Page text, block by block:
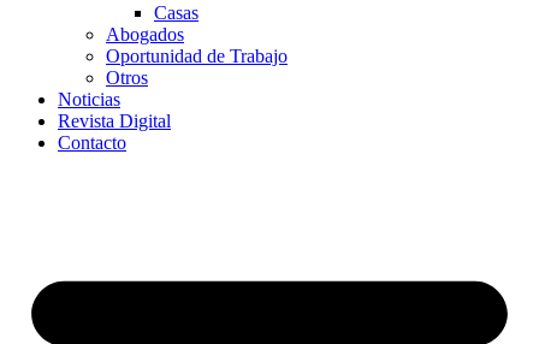
Casas
Abogados
Oportunidad de Trabajo
Otros
Noticias
Revista Digital
Contacto